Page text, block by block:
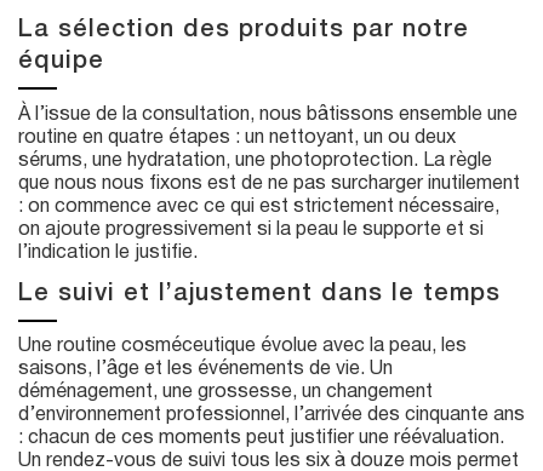
La sélection des produits par notre
équipe
À l’issue de la consultation, nous bâtissons ensemble une
routine en quatre étapes : un nettoyant, un ou deux
sérums, une hydratation, une photoprotection. La règle
que nous nous fixons est de ne pas surcharger inutilement
: on commence avec ce qui est strictement nécessaire,
on ajoute progressivement si la peau le supporte et si
l’indication le justifie.
Le suivi et l’ajustement dans le temps
Une routine cosméceutique évolue avec la peau, les
saisons, l’âge et les événements de vie. Un
déménagement, une grossesse, un changement
d’environnement professionnel, l’arrivée des cinquante ans
: chacun de ces moments peut justifier une réévaluation.
Un rendez-vous de suivi tous les six à douze mois permet